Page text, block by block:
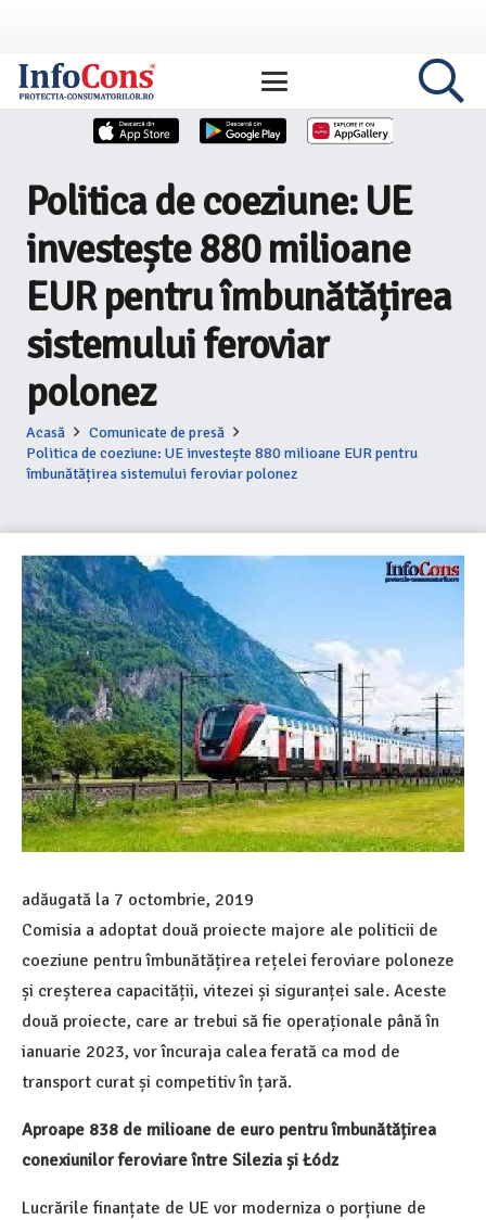
Politica de coeziune: UE
investește 880 milioane
EUR pentru îmbunătățirea
sistemului feroviar
polonez
Acasă
Comunicate de presă
Politica de coeziune: UE investește 880 milioane EUR pentru
îmbunătățirea sistemului feroviar polonez
adăugată la 7 octombrie, 2019
Comisia a adoptat două proiecte majore ale politicii de
coeziune pentru îmbunătățirea rețelei feroviare poloneze
și creșterea capacității, vitezei și siguranței sale. Aceste
două proiecte, care ar trebui să fie operaționale până în
ianuarie 2023, vor încuraja calea ferată ca mod de
transport curat și competitiv în țară.
Aproape 838 de milioane de euro pentru îmbunătățirea
conexiunilor feroviare între Silezia și Łódz
Lucrările finanțate de UE vor moderniza o porțiune de